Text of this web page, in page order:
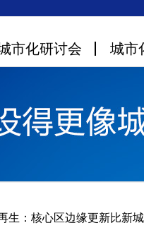
市化研讨会 城市
生：核心区边缘更新比新